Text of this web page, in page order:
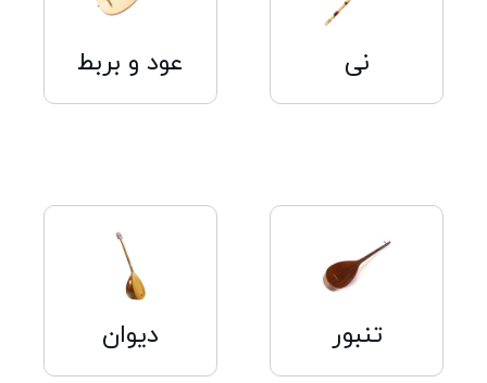
نی
کنید
عود و بربط
تنبور
کلیک
دیوان
کلیک
کنید